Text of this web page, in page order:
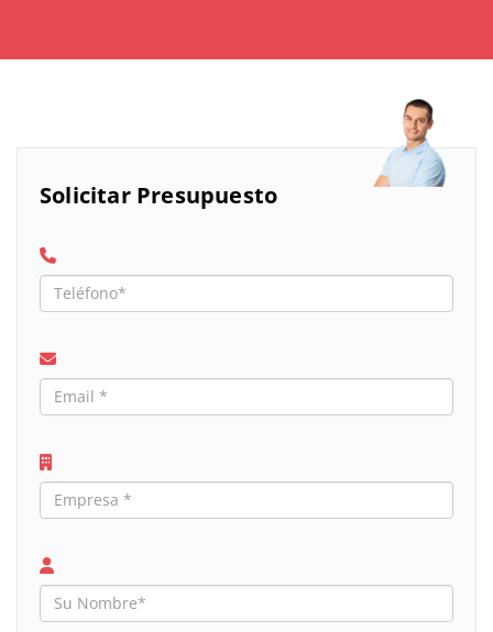
Solicitar Presupuesto